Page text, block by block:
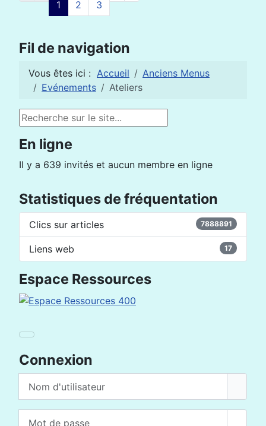
Espace Ressources
Connexion
1 2 3
Fil de navigation
Vous êtes ici : Accueil
Anciens Menus
Evénements
Ateliers
Rechercher
En ligne
Il y a 639 invités et aucun membre en ligne
Statistiques de fréquentation
Clics sur articles 7888891
Liens web 17